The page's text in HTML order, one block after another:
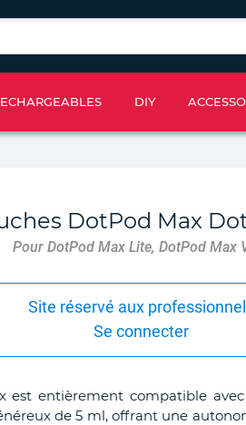
DIY
DotPod Max
Pour DotPod Max Lite, DotPod Max
Site réservé aux
Se connecter
est entièrement compatible
de 5 ml, offrant une